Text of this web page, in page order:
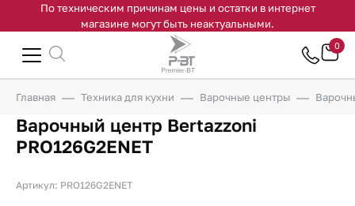
По техническим причинам цены и остатки в интернет
магазине могут быть неактуальными.
0
Главная Техника для кухни Варочные центры
Варочный центр Bertazzoni
PRO126G2ENET
Артикул: PRO126G2ENET